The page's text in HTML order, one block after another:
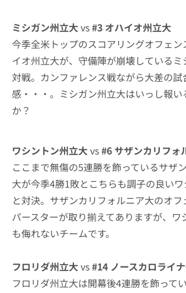
ミシガン州立大vs#3 オハイオ州立大
今季全米トップのスコアリングオフェ
イオ州立大が、守備陣が崩壊しているミ
対戦。カンファレンス戦ながら大差の試
感・・・。ミシガン州立大はいっし報い
か？
ワシントン州立大vs#6 サザンカリフォ
ここまで無傷の5連勝を飾っているサザ
大が今季4勝1敗とこちらも調子の良い
と対決。サザンカリフォルニア大のオ
パースターが取り揃えてありますが、ワ
も侮れないチームです。
フロリダ州立大vs#14 ノースカロライ
フロリダ州立大は開幕後4連勝を飾って